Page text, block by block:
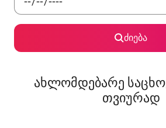
ძიება
ახლომდებარე
თვიურად